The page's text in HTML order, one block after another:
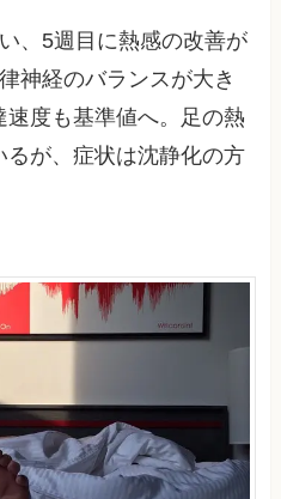
、5週目に熱感の改善が
神経のバランスが大き
速度も基準値へ。足の熱
が、症状は沈静化の方